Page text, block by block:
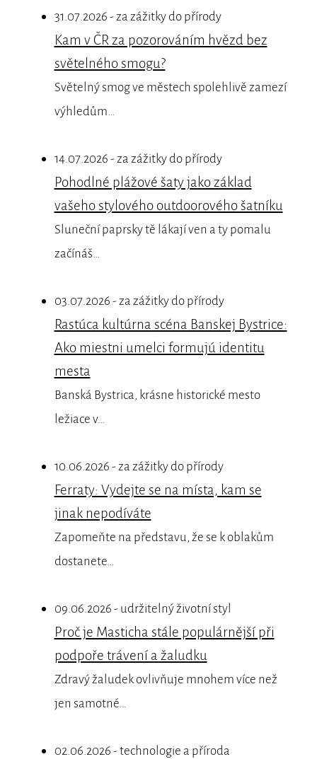
31.07.2026 - za zážitky do přírody
Kam v ČR za pozorováním hvězd bez
světelného smogu?
Světelný smog ve městech spolehlivě zamezí
výhledům…
14.07.2026 - za zážitky do přírody
Pohodlné plážové šaty jako základ
vašeho stylového outdoorového šatníku
Sluneční paprsky tě lákají ven a ty pomalu
začínáš…
03.07.2026 - za zážitky do přírody
Rastúca kultúrna scéna Banskej Bystrice:
Ako miestni umelci formujú identitu
mesta
Banská Bystrica, krásne historické mesto
ležiace v…
10.06.2026 - za zážitky do přírody
Ferraty: Vydejte se na místa, kam se
jinak nepodíváte
Zapomeňte na představu, že se k oblakům
dostanete…
09.06.2026 - udržitelný životní styl
Proč je Masticha stále populárnější při
podpoře trávení a žaludku
Zdravý žaludek ovlivňuje mnohem více než
jen samotné…
02.06.2026 - technologie a příroda